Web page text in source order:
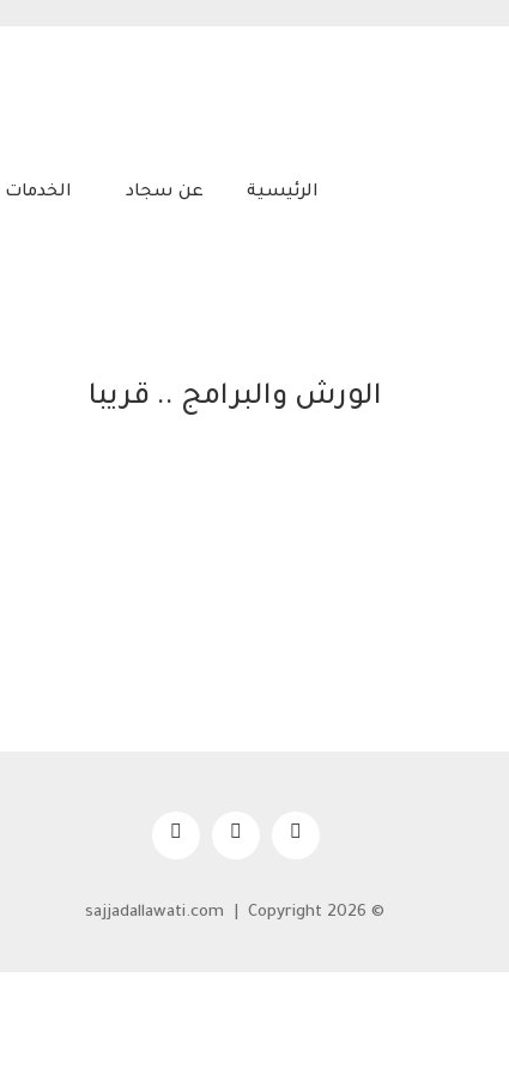
الرئيسية عن سجاد الخدمات
الورش والبرامج .. قريبا
© Copyright 2026 |
sajjadallawati.com